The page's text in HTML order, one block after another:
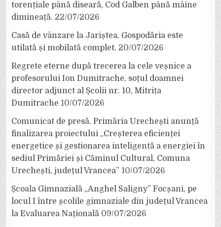
torențiale până diseară, Cod Galben până mâine
dimineață. 22/07/2026
Casă de vânzare la Jariștea. Gospodăria este
utilată și mobilată complet. 20/07/2026
Regrete eterne după trecerea la cele veșnice a
profesorului Ion Dumitrache, soțul doamnei
director adjunct al Școlii nr. 10, Mitrița
Dumitrache 10/07/2026
Comunicat de presă. Primăria Urechești anunță
finalizarea proiectului „Creșterea eficienței
energetice și gestionarea inteligentă a energiei în
sediul Primăriei și Căminul Cultural, Comuna
Urechești, județul Vrancea” 10/07/2026
Școala Gimnazială „Anghel Saligny” Focșani, pe
locul I între școlile gimnaziale din județul Vrancea
la Evaluarea Națională 09/07/2026